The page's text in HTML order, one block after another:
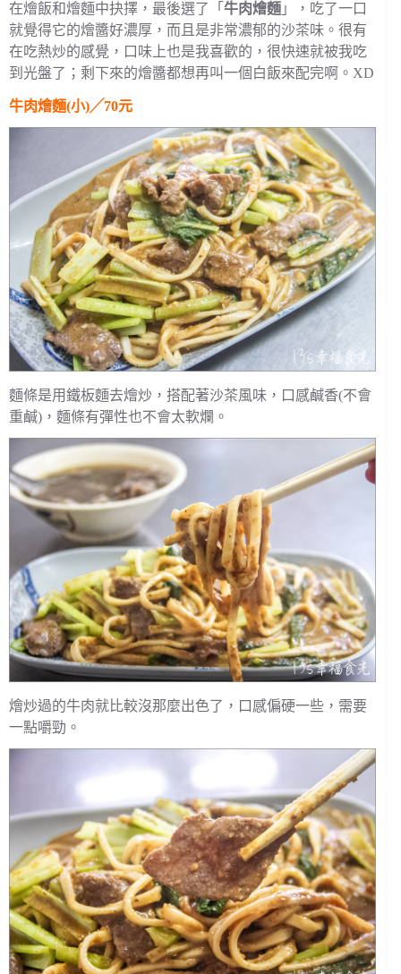
在燴飯和燴麵中抉擇，最後選了「 牛肉燴麵 」，吃了一口
就覺得它的燴醬好濃厚，而且是非常濃郁的沙茶味。很有
在吃熱炒的感覺，口味上也是我喜歡的，很快速就被我吃
到光盤了；剩下來的燴醬都想再叫一個白飯來配完啊。XD
牛肉燴麵(小)╱70元
麵條是用鐵板麵去燴炒，搭配著沙茶風味，口感鹹香(不會
重鹹)，麵條有彈性也不會太軟爛。
燴炒過的牛肉就比較沒那麼出色了，口感偏硬一些，需要
一點嚼勁。